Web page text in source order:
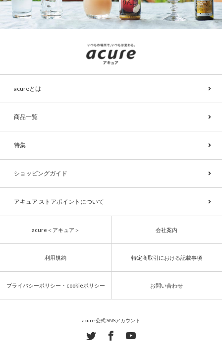
acureとは
商品一覧
特集
ショッピングガイド
アキュア ストアポイントについて
acure＜アキュア＞ 会社案内
利用規約 特定商取引における記載事項
プライバシーポリシー・cookieポリシー お問い合わせ
acure 公式 SNSアカウント